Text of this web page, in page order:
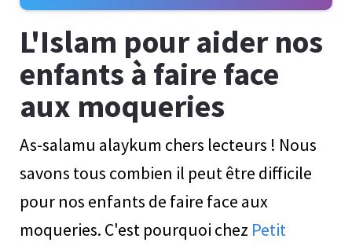
L'Islam pour aider nos
enfants à faire face
aux moqueries
As-salamu alaykum chers lecteurs ! Nous
savons tous combien il peut être difficile
pour nos enfants de faire face aux
moqueries. C'est pourquoi chez Petit